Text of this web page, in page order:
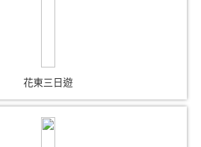
花東三日遊